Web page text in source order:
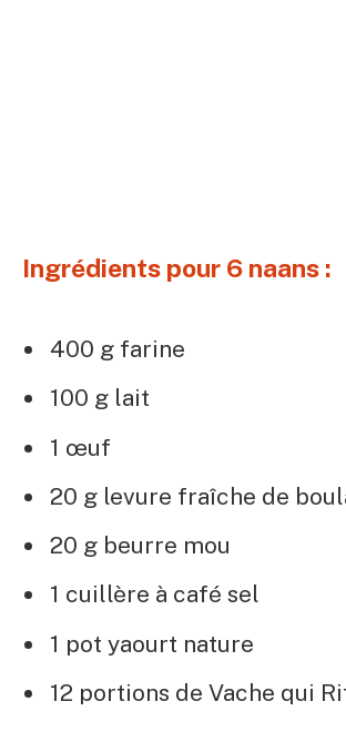
Ingrédients pour 6 naans :
400 g farine
100 g lait
1 œuf
20 g levure fraîche de
20 g beurre mou
1 cuillère à café sel
1 pot yaourt nature
12 portions de Vache qui